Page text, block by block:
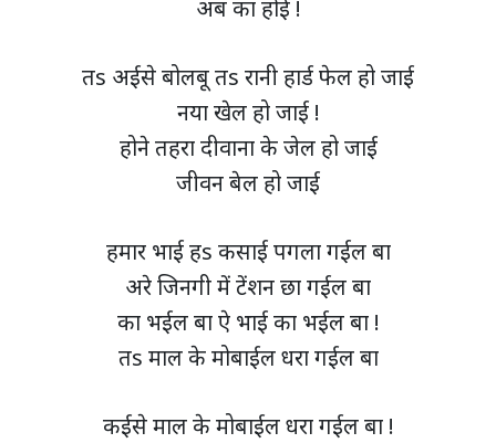
अब का होई !
तs अईसे बोलबू तs रानी हार्ड फेल हो जाई
नया खेल हो जाई !
होने तहरा दीवाना के जेल हो जाई
जीवन बेल हो जाई
हमार भाई हs कसाई पगला गईल बा
अरे जिनगी में टेंशन छा गईल बा
का भईल बा ऐ भाई का भईल बा !
तs माल के मोबाईल धरा गईल बा
कईसे माल के मोबाईल धरा गईल बा !